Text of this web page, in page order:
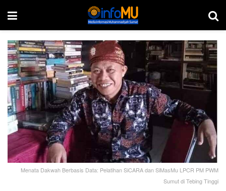
Menata Dakwah Berbasis Data: Pelatihan SiCARA dan SiMasMu LPCR PM PWM
Sumut di Tebing Tinggi